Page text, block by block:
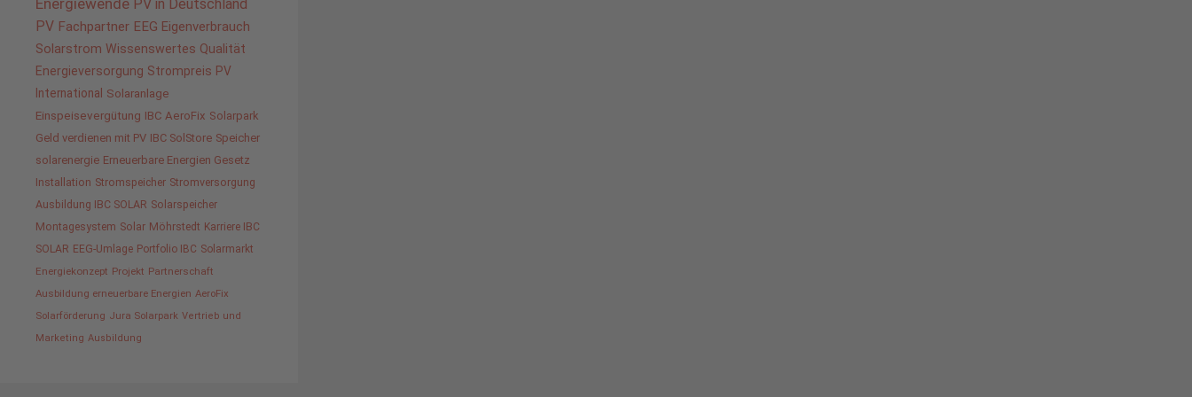
Energiewende PV in Deutschland
PV Fachpartner EEG Eigenverbrauch
Solarstrom Wissenswertes Qualität
Energieversorgung Strompreis PV
International Solaranlage
Einspeisevergütung IBC AeroFix Solarpark
Geld verdienen mit PV IBC SolStore Speicher
solarenergie Erneuerbare Energien Gesetz
Installation Stromspeicher Stromversorgung
Ausbildung IBC SOLAR Solarspeicher
Montagesystem Solar Möhrstedt Karriere IBC
SOLAR EEG-Umlage Portfolio IBC Solarmarkt
Energiekonzept Projekt Partnerschaft
Ausbildung erneuerbare Energien AeroFix
Solarförderung Jura Solarpark Vertrieb und
Marketing Ausbildung